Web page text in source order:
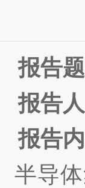
报告题
报告人
报告
半导